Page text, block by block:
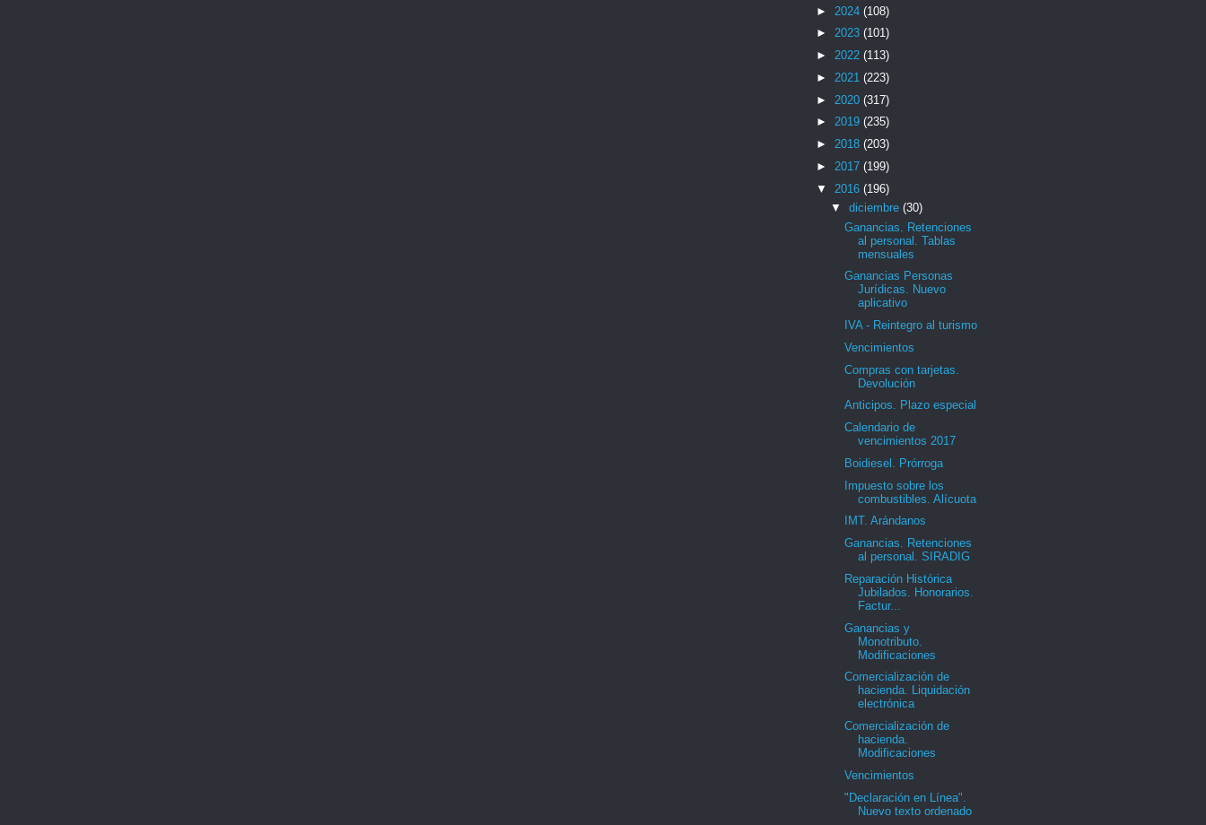
► 2024 (108)
► 2023 (101)
► 2022 (113)
► 2021 (223)
► 2020 (317)
► 2019 (235)
► 2018 (203)
► 2017 (199)
▼ 2016 (196)
▼ diciembre (30)
Ganancias. Retenciones
al personal. Tablas
mensuales
Ganancias Personas
Jurídicas. Nuevo
aplicativo
IVA - Reintegro al turismo
Vencimientos
Compras con tarjetas.
Devolución
Anticipos. Plazo especial
Calendario de
vencimientos 2017
Boidiesel. Prórroga
Impuesto sobre los
combustibles. Alícuota
IMT. Arándanos
Ganancias. Retenciones
al personal. SIRADIG
Reparación Histórica
Jubilados. Honorarios.
Factur...
Ganancias y
Monotributo.
Modificaciones
Comercialización de
hacienda. Liquidación
electrónica
Comercialización de
hacienda.
Modificaciones
Vencimientos
"Declaración en Línea".
Nuevo texto ordenado